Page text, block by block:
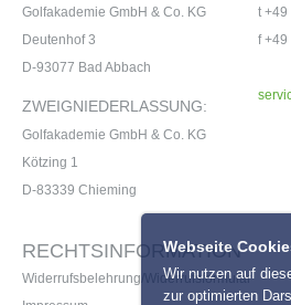
RECHTSINFORMATION
Widerrufsbelehrung/Widerrufsformular
t +49
f +49
Golfakademie GmbH & Co. KG
Deutenhof 3
D-93077 Bad Abbach
ZWEIGNIEDERLASSUNG:
Golfakademie GmbH & Co. KG
Kötzing 1
D-83339 Chieming
Webseite
Wir nutzen auf
zur optimierten